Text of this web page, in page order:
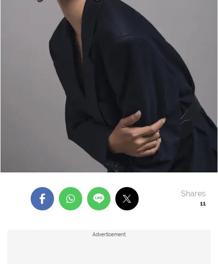
11
Shares
Advertisement